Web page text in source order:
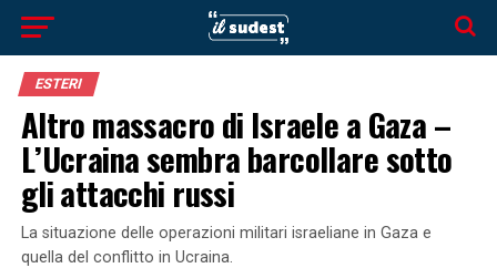
ESTERI
Altro massacro di Israele a Gaza –
L’Ucraina sembra barcollare sotto
gli attacchi russi
La situazione delle operazioni militari israeliane in Gaza e
quella del conflitto in Ucraina.